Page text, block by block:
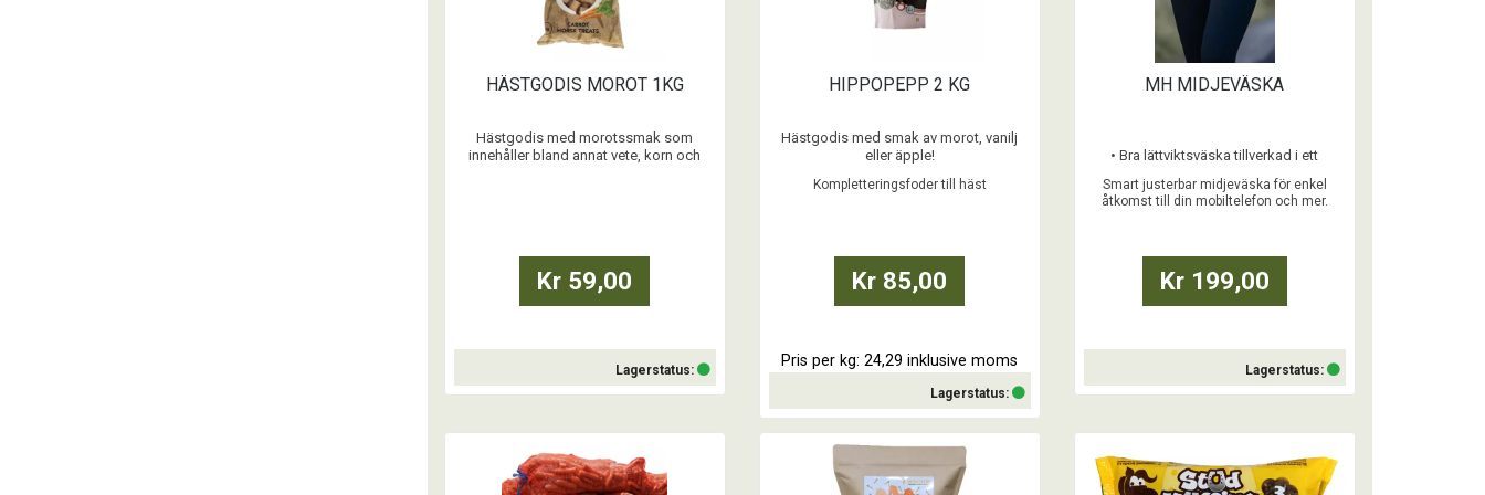
HÄSTGODIS MOROT 1KG
Hästgodis med morotssmak som
innehåller bland annat vete, korn och
...
Kr 59,00
Lagerstatus:
Köp
HIPPOPEPP 2 KG
Hästgodis med smak av morot, vanilj
eller äpple!
...
Kompletteringsfoder till häst
Kr 85,00
Pris per kg: 24,29 inklusive moms
Lagerstatus:
Köp
MH MIDJEVÄSKA
• Bra lättviktsväska tillverkad i ett
sig att bära året runt
• Justerbart elastiskt bälte som passar
mobiltelefon
• Mindre ficka för dina hästgodis
• Båda fickorna med dragkedja och en
Smart justerbar midjeväska för enkel
åtkomst till din mobiltelefon och mer.
Kr 199,00
Lagerstatus:
Köp